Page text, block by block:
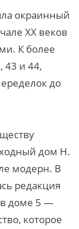
окраинный
XX веков
К более
43 и 44,
до
дом Н.
модерн. В
редакция
в доме 5 —
которое